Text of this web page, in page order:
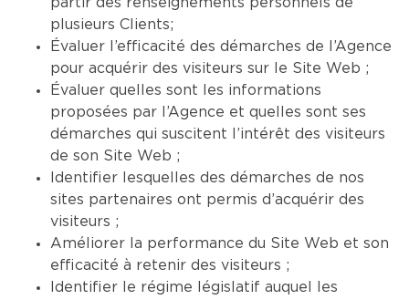
plusieurs Clients;
Évaluer l’efficacité des démarches de l’Agence
pour acquérir des visiteurs sur le Site Web ;
Évaluer quelles sont les informations
proposées par l’Agence et quelles sont ses
démarches qui suscitent l’intérêt des visiteurs
de son Site Web ;
Identifier lesquelles des démarches de nos
sites partenaires ont permis d’acquérir des
visiteurs ;
Améliorer la performance du Site Web et son
efficacité à retenir des visiteurs ;
Identifier le régime législatif auquel les